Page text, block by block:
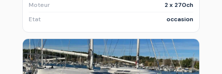
Moteur
2 x 270ch
Etat
occasion